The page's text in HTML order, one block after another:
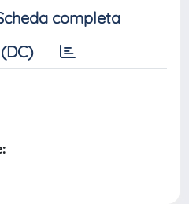
completa